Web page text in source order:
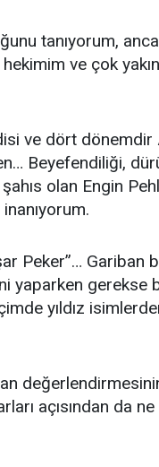
tanıyorum,
ve çok
ve dört
Beyefendiliği,
olan Engin
Peker”… Gariban
yaparken gerekse
yıldız
açısından da